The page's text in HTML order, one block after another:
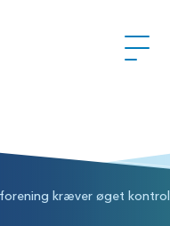
kræver øget